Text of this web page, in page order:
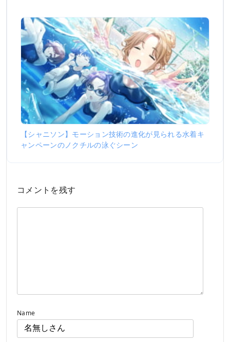
【シャニソン】モーション技術の進化が見られる水着キ
ャンペーンのノクチルの泳ぐシーン
コメントを残す
Name